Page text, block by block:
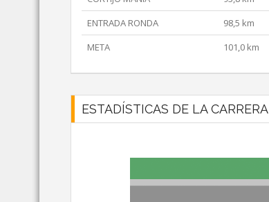
ENTRADA RONDA
98,5 km
META
101,0 km
ESTADÍSTICAS DE LA CARRERA